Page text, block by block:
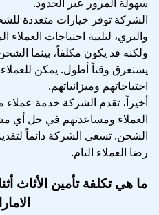
سهولة المرور عبر الحدود.
الشركة توفر خيارات متعددة
والبري، لتلبية احتياجات
ولكنه قد يكون مكلفاً، بينما
يستغرق وقتاً أطول. يمكن
احتياجاتهم وميزانياتهم.
أخيراً، تقدم الشركة خدمة عملاء
العملاء ومساعدتهم في حل أي
الشحن. تسعى الشركة دائماً
رضا العملاء التام.
ما هي تكلفة تأمين الأثاث